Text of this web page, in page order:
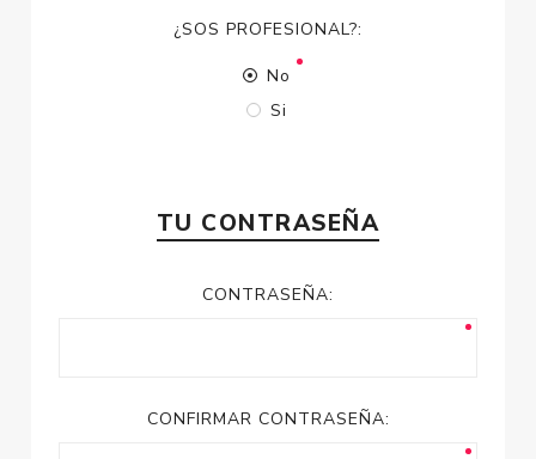
¿SOS PROFESIONAL?:
No
Si
TU CONTRASEÑA
CONTRASEÑA:
CONFIRMAR CONTRASEÑA: